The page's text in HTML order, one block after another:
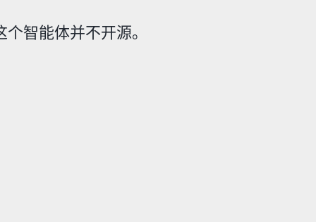
智能体并不开源。